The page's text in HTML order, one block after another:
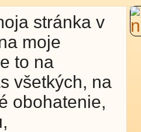
stránka v
moje
to na
všetkých, na
obohatenie,